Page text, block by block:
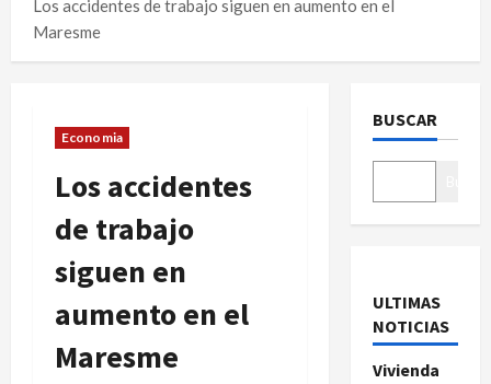
Los accidentes de trabajo siguen en aumento en el
Maresme
Economia
Los accidentes
de trabajo
siguen en
aumento en el
Maresme
BUSCAR
ULTIMAS
NOTICIAS
Vivienda